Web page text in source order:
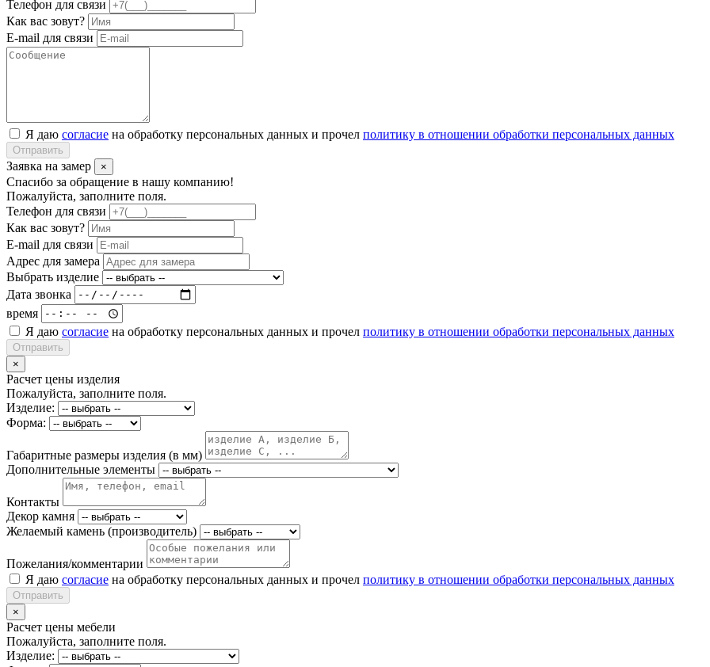
Телефон для связи
Как вас зовут?
E-mail для связи
Я даю согласие на обработку персональных данных и прочел политику в отношении обработки персональных данных
Отправить
Заявка на замер ×
Спасибо за обращение в нашу компанию!
Пожалуйста, заполните поля.
Телефон для связи
Как вас зовут?
E-mail для связи
Адрес для замера
Выбрать изделие
Дата звонка
время
Я даю согласие на обработку персональных данных и прочел политику в отношении обработки персональных данных
Отправить
×
Расчет цены изделия
Пожалуйста, заполните поля.
Изделие:
Форма:
Габаритные размеры изделия (в мм)
Дополнительные элементы
Контакты
Декор камня
Желаемый камень (производитель)
Пожелания/комментарии
Я даю согласие на обработку персональных данных и прочел политику в отношении обработки персональных данных
Отправить
×
Расчет цены мебели
Пожалуйста, заполните поля.
Изделие: